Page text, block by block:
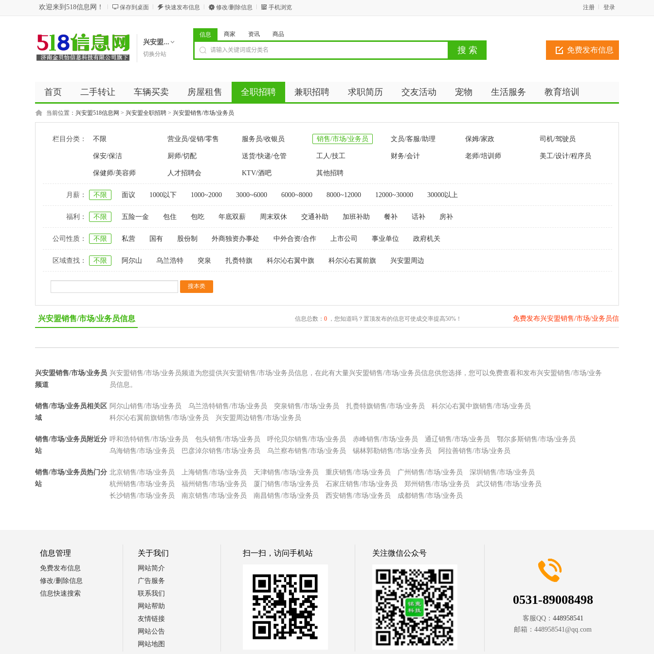
欢迎来到518信息网！ 保存到桌面 快速发布信息 修改/删除信息 手机浏览 登录
注册
兴安盟...
切换分站 免费发布信息
信息 商家 资讯 商品
首页 二手转让 车辆买卖 房屋租售 全职招聘 兼职招聘 求职简历 交友活动 宠物 生活服务 教育培训
商务服务 五金建材 优惠券 新闻资讯
当前位置： 兴安盟518信息网 > 兴安盟全职招聘 > 兴安盟销售/市场/业务员
栏目分类： 不限 营业员/促销/零售 服务员/收银员 销售/市场/业务员 文员/客服/助理 保姆/家政 司机/驾驶员
保安/保洁 厨师/切配 送货/快递/仓管 工人/技工 财务/会计 老师/培训师 美工/设计/程序员
保健师/美容师 人才招聘会 KTV/酒吧 其他招聘
月薪： 不限 面议 1000以下 1000~2000 3000~6000 6000~8000 8000~12000 12000~30000 30000以上
福利： 不限 五险一金 包住 包吃 年底双薪 周末双休 交通补助 加班补助 餐补 话补 房补
公司性质： 不限 私营 国有 股份制 外商独资办事处 中外合资/合作 上市公司 事业单位 政府机关
区域查找： 不限 阿尔山 乌兰浩特 突泉 扎赉特旗 科尔沁右翼中旗 科尔沁右翼前旗 兴安盟周边
兴安盟销售/市场/业务员信息 信息总数： 0，您知道吗？置顶发布的信息可使成交率提高50%！ 免费发布兴安盟销售/市场/业务员信
兴安盟销售/市场/业务员
频道
兴安盟销售/市场/业务员频道为您提供兴安盟销售/市场/业务员信息，在此有大量兴安盟销售/市场/业务员信息供您选择，您可以免费查看和发布兴安盟销售/市场/业务
员信息。
销售/市场/业务员相关区
域
阿尔山销售/市场/业务员 乌兰浩特销售/市场/业务员 突泉销售/市场/业务员 扎赉特旗销售/市场/业务员
科尔沁右翼中旗销售/市场/业务员
科尔沁右翼前旗销售/市场/业务员
兴安盟周边销售/市场/业务员
销售/市场/业务员附近分
站
呼和浩特销售/市场/业务员 包头销售/市场/业务员 呼伦贝尔销售/市场/业务员 赤峰销售/市场/业务员 通辽销售/市场/业务员
鄂尔多斯销售/市场/业务员
乌海销售/市场/业务员
巴彦淖尔销售/市场/业务员 乌兰察布销售/市场/业务员 锡林郭勒销售/市场/业务员 阿拉善销售/市场/业务员
销售/市场/业务员热门分
站
北京销售/市场/业务员 上海销售/市场/业务员 天津销售/市场/业务员 重庆销售/市场/业务员 广州销售/市场/业务员
深圳销售/市场/业务员
杭州销售/市场/业务员
福州销售/市场/业务员 厦门销售/市场/业务员 石家庄销售/市场/业务员 郑州销售/市场/业务员
武汉销售/市场/业务员
长沙销售/市场/业务员
南京销售/市场/业务员 南昌销售/市场/业务员 西安销售/市场/业务员 成都销售/市场/业务员
信息管理
免费发布信息
修改/删除信息
信息快速搜索
关于我们
网站简介
广告服务
联系我们
网站帮助
友情链接
网站公告
网站地图
扫一扫，访问手机站 关注微信公众号
0531-89008498
客服QQ： 448958541
邮箱： 448958541@qq.com